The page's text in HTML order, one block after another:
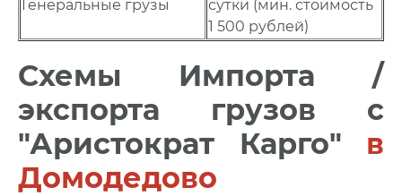
Генеральные грузы
сутки (мин. стоимость
1 500 рублей)
Схемы Импорта /
экспорта грузов с
"Аристократ Карго" в
Домодедово